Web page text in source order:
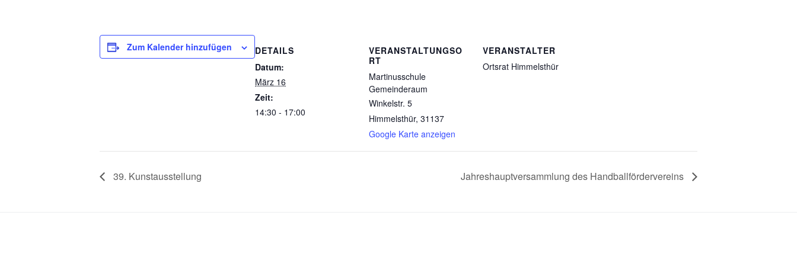
Zum Kalender hinzufügen
DETAILS
Datum:
März 16
Zeit:
14:30 - 17:00
VERANSTALTUNGSO
RT
Martinusschule
Gemeinderaum
Winkelstr. 5
Himmelsthür, 31137
Google Karte anzeigen
VERANSTALTER
Ortsrat Himmelsthür
39. Kunstausstellung Jahreshauptversammlung des Handballfördervereins